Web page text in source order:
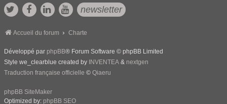
newsletter
Accueil du forum Charte
Développé par phpBB® Forum Software © phpBB Limited
Style we_clearblue created by INVENTEA & nextgen
Traduction française officielle © Qiaeru
phpBB SiteMaker
Optimized by: phpBB SEO